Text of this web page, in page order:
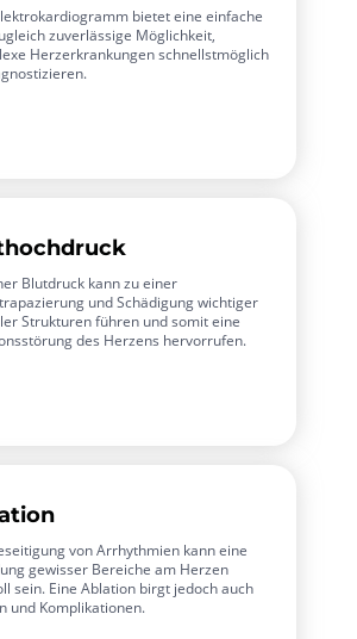
bietet eine einfache
zuverlässige Möglichkeit,
Herzerkrankungen schnellstmöglich
Blutdruck kann zu einer
und Schädigung wichtiger
Strukturen führen und somit eine
des Herzens hervorrufen.
von Arrhythmien kann eine
gewisser Bereiche am Herzen
sein. Eine Ablation birgt jedoch auch
und Komplikationen.